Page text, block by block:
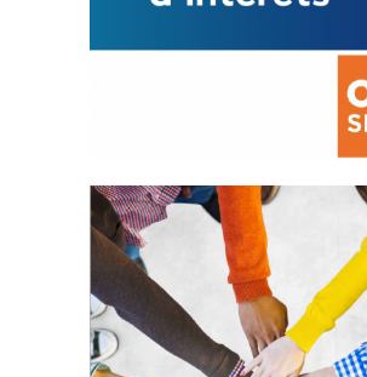
La prévention des conflits
d’intérêts
18 septembre 2023
FEUILLETER